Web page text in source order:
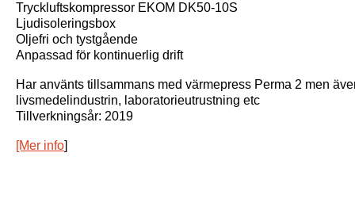
Tryckluftskompressor EKOM DK50-10S
Ljudisoleringsbox
Oljefri och tystgående
Anpassad för kontinuerlig drift
Har använts tillsammans med värmepress Perma 2 men
livsmedelindustrin, laboratorieutrustning etc
Tillverkningsår: 2019
[Mer info]